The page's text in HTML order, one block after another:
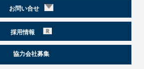
お問い合せ
採用情報
協力会社募集